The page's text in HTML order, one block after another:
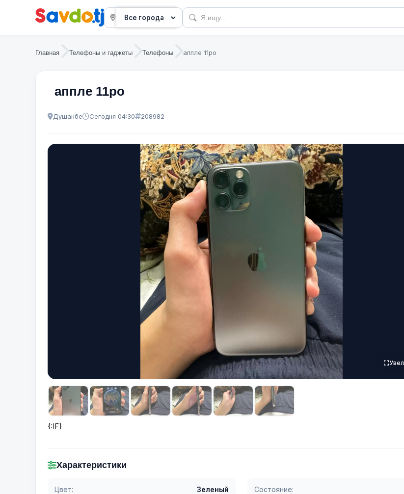
Главная Телефоны и гаджеты Телефоны аппле 11ро
аппле 11ро
Душанбе Сегодня 04:30 208982
{:IF}
Характеристики
Цвет: Зеленый Состояние: